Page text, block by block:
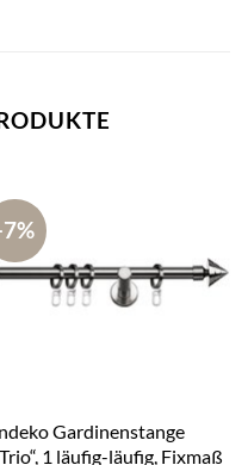
Gardinenstange
„Trio“, 1 läufig-läufig, Fixmaß